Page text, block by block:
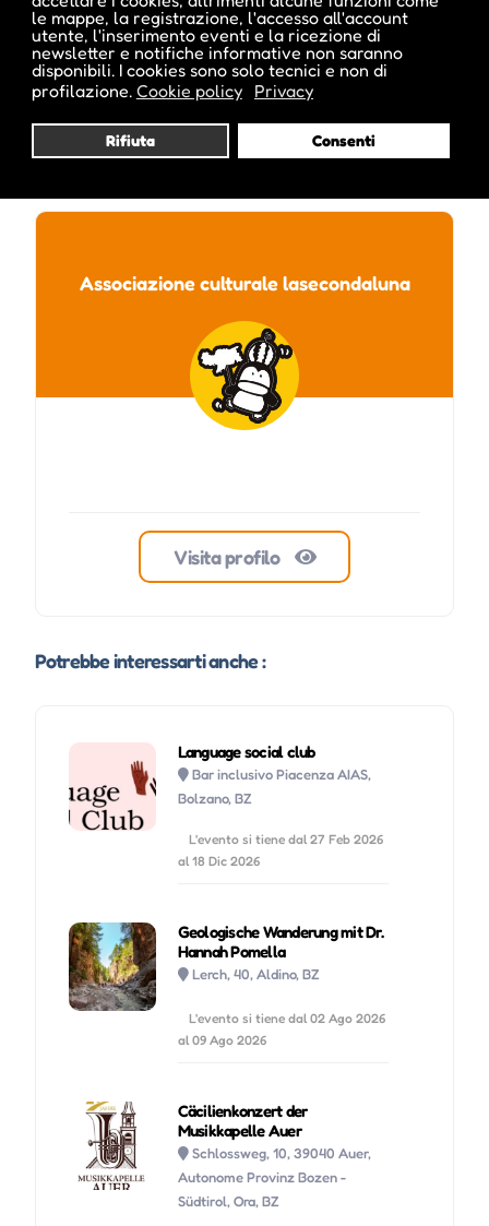
le mappe, la registrazione, l'accesso all'account
utente, l'inserimento eventi e la ricezione di
newsletter e notifiche informative non saranno
disponibili. I cookies sono solo tecnici e non di
profilazione. Cookie policy Privacy
Rifiuta Consenti
Pubblicato da :
Associazione culturale lasecondaluna
Visita profilo
Potrebbe interessarti anche :
Language social club
Bar inclusivo Piacenza AIAS,
Bolzano, BZ
L'evento si tiene dal 27 Feb 2026
al 18 Dic 2026
Geologische Wanderung mit Dr.
Hannah Pomella
Lerch, 40, Aldino, BZ
L'evento si tiene dal 02 Ago 2026
al 09 Ago 2026
Cäcilienkonzert der
Musikkapelle Auer
Schlossweg, 10, 39040 Auer,
Autonome Provinz Bozen -
Südtirol, Ora, BZ